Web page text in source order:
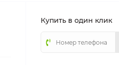
Купить в один клик